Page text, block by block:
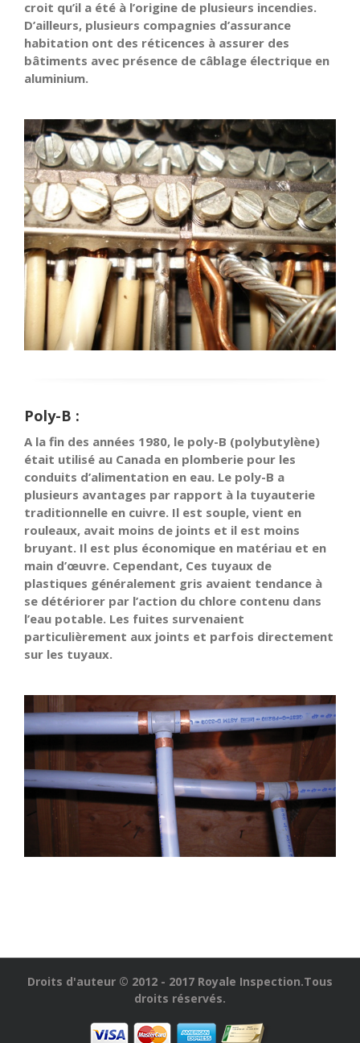
croit qu’il a été à l’origine de plusieurs incendies.
D’ailleurs, plusieurs compagnies d’assurance
habitation ont des réticences à assurer des
bâtiments avec présence de câblage électrique en
aluminium.
Poly-B :
A la fin des années 1980, le poly-B (polybutylène)
était utilisé au Canada en plomberie pour les
conduits d’alimentation en eau. Le poly-B a
plusieurs avantages par rapport à la tuyauterie
traditionnelle en cuivre. Il est souple, vient en
rouleaux, avait moins de joints et il est moins
bruyant. Il est plus économique en matériau et en
main d’œuvre. Cependant, Ces tuyaux de
plastiques généralement gris avaient tendance à
se détériorer par l’action du chlore contenu dans
l’eau potable. Les fuites survenaient
particulièrement aux joints et parfois directement
sur les tuyaux.
Droits d'auteur © 2012 - 2017 Royale Inspection.Tous
droits réservés.